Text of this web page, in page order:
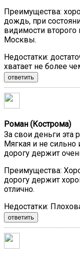
Преимущества:
дождь, при
видимости второго
Москвы.
Недостатки:
хватает не более
ответить
Роман (Кострома)
За свои деньги эта
Мягкая и не сильно
дорогу держит
Преимущества:
дорогу держит
отлично.
Недостатки:
ответить